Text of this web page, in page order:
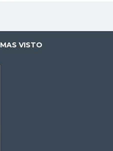
MAS VISTO